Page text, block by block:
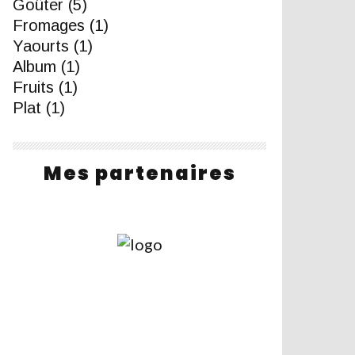
Goûter (5)
Fromages (1)
Yaourts (1)
Album (1)
Fruits (1)
Plat (1)
Mes partenaires